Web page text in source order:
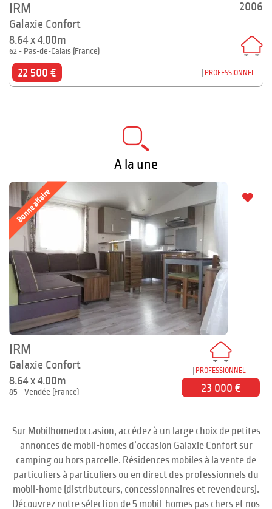
2006
IRM
Galaxie Confort
8.64 x 4.00m
62 - Pas-de-Calais (France)
22 500 € PROFESSIONNEL
A la une
Bonne affaire
IRM
Galaxie Confort
8.64 x 4.00m
85 - Vendée (France)
PROFESSIONNEL
23 000 €
Sur Mobilhomedoccasion, accédez à un large choix de petites
annonces de mobil-homes d’occasion Galaxie Confort sur
camping ou hors parcelle. Résidences mobiles à la vente de
particuliers à particuliers ou en direct des professionnels du
mobil-home (distributeurs, concessionnaires et revendeurs).
Découvrez notre sélection de 5 mobil-homes pas chers et nos